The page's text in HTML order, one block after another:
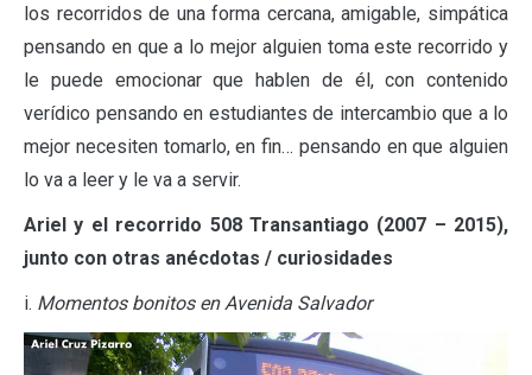
los recorridos de una forma cercana, amigable, simpática
pensando en que a lo mejor alguien toma este recorrido y
le puede emocionar que hablen de él, con contenido
verídico pensando en estudiantes de intercambio que a lo
mejor necesiten tomarlo, en fin… pensando en que alguien
lo va a leer y le va a servir.
Ariel y el recorrido 508 Transantiago (2007 – 2015),
junto con otras anécdotas / curiosidades
i. Momentos bonitos en Avenida Salvador